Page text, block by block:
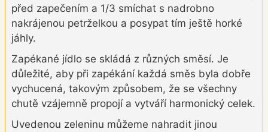
před zapečením a 1/3 smíchat s nadrobno
nakrájenou petrželkou a posypat tím ještě horké
jáhly.
Zapékané jídlo se skládá z různých směsí. Je
důležité, aby při zapékání každá směs byla dobře
vychucená, takovým způsobem, že se všechny
chutě vzájemně propojí a vytváří harmonický celek.
Uvedenou zeleninu můžeme nahradit jinou